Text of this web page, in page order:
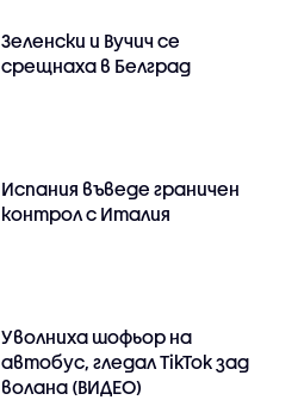
Зеленски и Вучич се
срещнаха в Белград
Испания въведе граничен
контрол с Италия
Уволниха шофьор на
автобус, гледал TikTok зад
волана (ВИДЕО)